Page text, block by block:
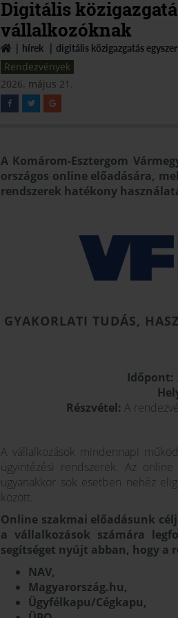
Digitális
vállalkozóknak
hírek digitális közigazgatás
Rendezvények
2026. május 21.
A Komárom-Esztergom
országos online előadására,
rendszerek hatékony
GYAKORLATI TUDÁS,
Időpont:
Részvétel: A
A vállalkozások mindennapi
ügyintézési rendszerek. Az
ugyanakkor sok esetben nehéz
között.
Online szakmai előadásunk
a vállalkozások számára
segítséget nyújt abban, hogy a
NAV,
Magyarország.hu,
Ügyfélkapu/Cégkapu,